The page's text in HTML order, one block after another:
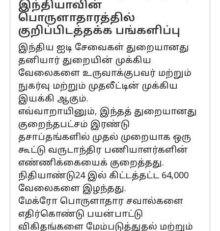
இந்தியாவின்
பொருளாதாரத்தில்
குறிப்பிடத்தக்க பங்களிப்பு
இந்திய ஐடி சேவைகள் துறையானது
தனியார் துறையின் முக்கிய
வேலைகளை உருவாக்குபவர் மற்றும்
நுகர்வு மற்றும் முதலீட்டின் முக்கிய
இயக்கி ஆகும்.
எவ்வாறாயினும், இந்தத் துறையானது
குறைந்தபட்சம் இரண்டு
தசாப்தங்களில் முதல் முறையாக ஒரு
கூட்டு வருடாந்திர பணியாளர்களின்
எண்ணிக்கையைக் குறைத்தது.
நிதியாண்டு24 இல் கிட்டத்தட்ட 64,000
வேலைகளை இழந்தது.
மேக்ரோ பொருளாதார சவால்களை
எதிர்கொண்டு பயன்பாட்டு
விகிதங்களை மேம்படுத்துதல் மற்றும்